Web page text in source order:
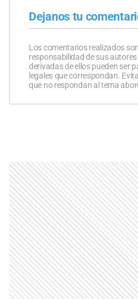
Dejanos tu
Los comentarios realizados
responsabilidad de sus
derivadas de ellos pueden ser
legales que correspondan.
que no respondan al tema